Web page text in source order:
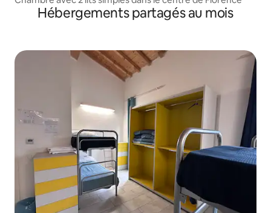
Hébergements partagés au mois